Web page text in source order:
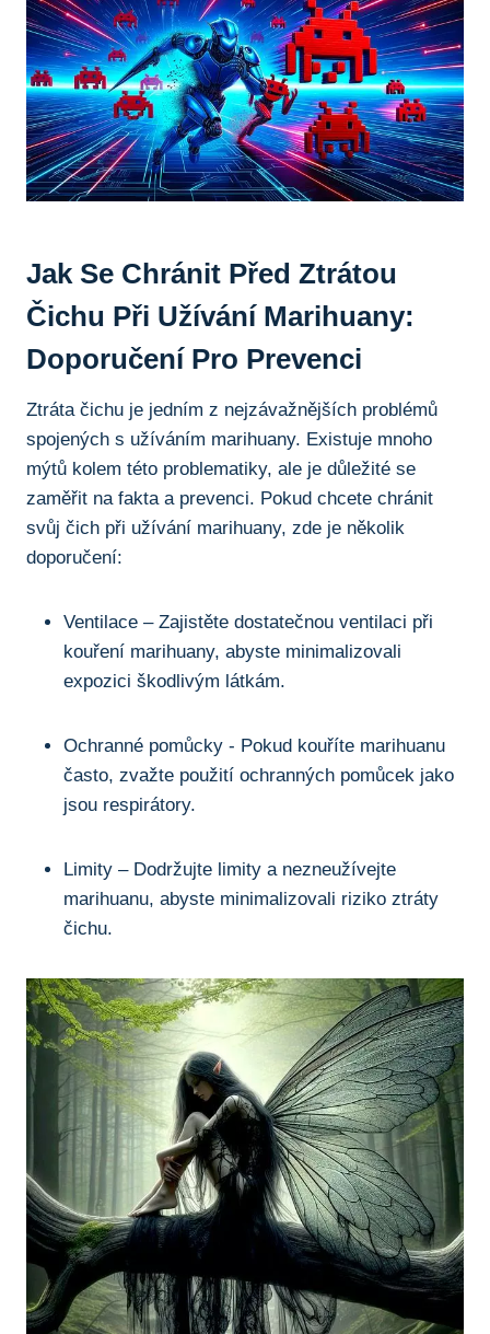
Jak ‌se Chránit Před Ztrátou
Čichu Při Užívání Marihuany:
Doporučení Pro⁤ Prevenci
Ztráta čichu‌ je​ jedním⁤ z nejzávažnějších problémů‍
spojených ⁤s ‍užíváním marihuany. Existuje mnoho
mýtů kolem⁣ této problematiky, ale je důležité ⁤se
⁢zaměřit na ‍fakta a prevenci. Pokud chcete⁢ chránit
⁢svůj čich při užívání marihuany, ‌zde je několik
doporučení:
Ventilace – Zajistěte dostatečnou ventilaci při
kouření marihuany, abyste minimalizovali​
expozici škodlivým látkám.
Ochranné pomůcky -⁤ Pokud kouříte ​marihuanu
často, zvažte použití ochranných pomůcek⁤ jako
jsou respirátory.
Limity‍ – Dodržujte limity a⁤ nezneužívejte
marihuanu, abyste minimalizovali riziko ztráty
čichu.